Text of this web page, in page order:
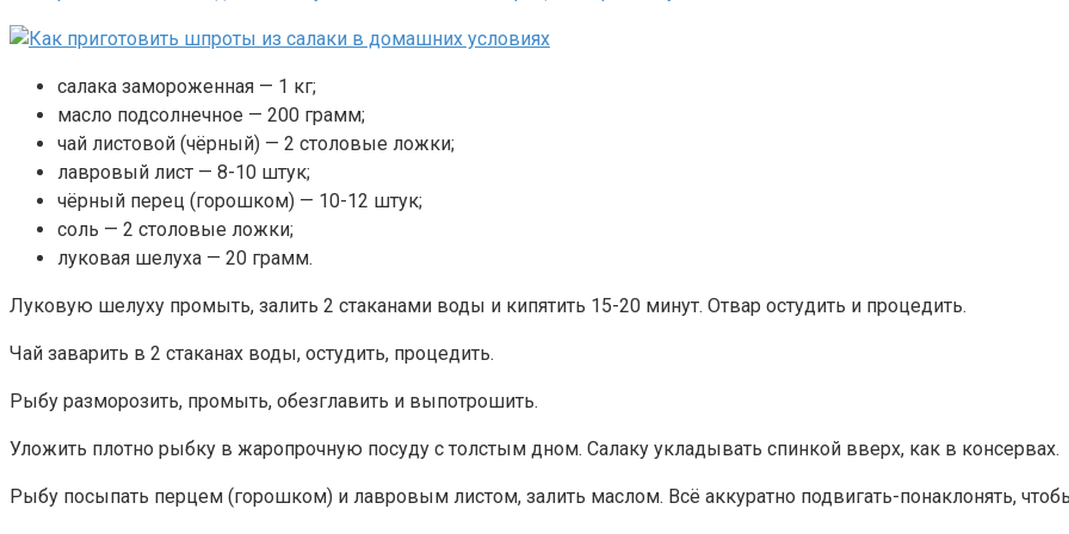
салака замороженная — 1 кг;
масло подсолнечное — 200 грамм;
чай листовой (чёрный) — 2 столовые ложки;
лавровый лист — 8-10 штук;
чёрный перец (горошком) — 10-12 штук;
соль — 2 столовые ложки;
луковая шелуха — 20 грамм.
Луковую шелуху промыть, залить 2 стаканами воды и кипятить 15-20 минут. Отвар остудить и процедить.
Чай заварить в 2 стаканах воды, остудить, процедить.
Рыбу разморозить, промыть, обезглавить и выпотрошить.
Уложить плотно рыбку в жаропрочную посуду с толстым дном. Салаку укладывать спинкой вверх, как в консервах.
Рыбу посыпать перцем (горошком) и лавровым листом, залить маслом. Всё аккуратно подвигать-понаклонять,